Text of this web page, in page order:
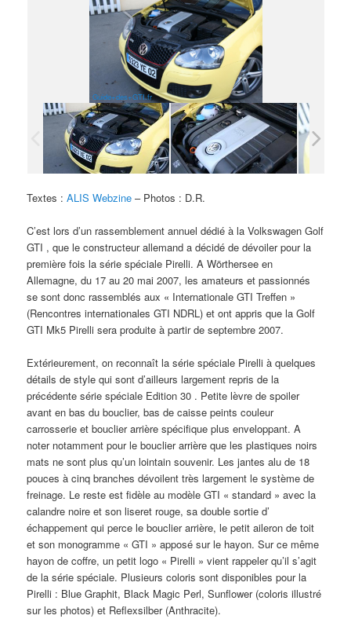
Guide+des+GTI.fr
Textes :ALIS Webzine – Photos : D.R.
C’est lors d’un rassemblement annuel dédié à la Volkswagen Golf
GTI , que le constructeur allemand a décidé de dévoiler pour la
première fois la série spéciale Pirelli. A Wörthersee en
Allemagne, du 17 au 20 mai 2007, les amateurs et passionnés
se sont donc rassemblés aux « Internationale GTI Treffen »
(Rencontres internationales GTI NDRL) et ont appris que la Golf
GTI Mk5 Pirelli sera produite à partir de septembre 2007.
Extérieurement, on reconnaît la série spéciale Pirelli à quelques
détails de style qui sont d’ailleurs largement repris de la
précédente série spéciale Edition 30 . Petite lèvre de spoiler
avant en bas du bouclier, bas de caisse peints couleur
carrosserie et bouclier arrière spécifique plus enveloppant. A
noter notamment pour le bouclier arrière que les plastiques noirs
mats ne sont plus qu’un lointain souvenir. Les jantes alu de 18
pouces à cinq branches dévoilent très largement le système de
freinage. Le reste est fidèle au modèle GTI « standard » avec la
calandre noire et son liseret rouge, sa double sortie d’
échappement qui perce le bouclier arrière, le petit aileron de toit
et son monogramme « GTI » apposé sur le hayon. Sur ce même
hayon de coffre, un petit logo « Pirelli » vient rappeler qu’il s’agit
de la série spéciale. Plusieurs coloris sont disponibles pour la
Pirelli : Blue Graphit, Black Magic Perl, Sunflower (coloris illustré
sur les photos) et Reflexsilber (Anthracite).